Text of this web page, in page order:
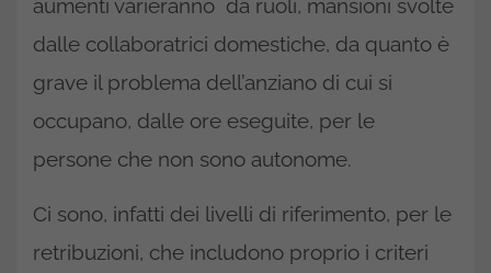
aumenti varieranno da ruoli, mansioni svolte
dalle collaboratrici domestiche, da quanto è
grave il problema dell’anziano di cui si
occupano, dalle ore eseguite, per le
persone che non sono autonome.
Ci sono, infatti dei livelli di riferimento, per le
retribuzioni, che includono proprio i criteri